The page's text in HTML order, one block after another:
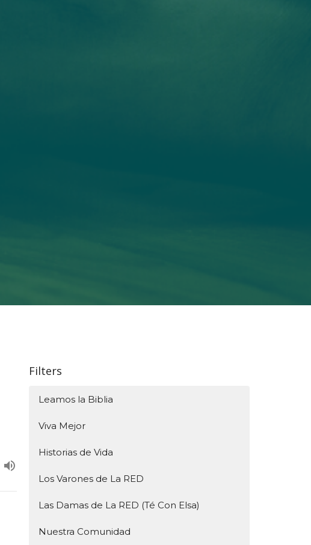
Filters
Leamos la Biblia
Viva Mejor
Historias de Vida
Los Varones de La RED
Las Damas de La RED (Té Con Elsa)
Nuestra Comunidad